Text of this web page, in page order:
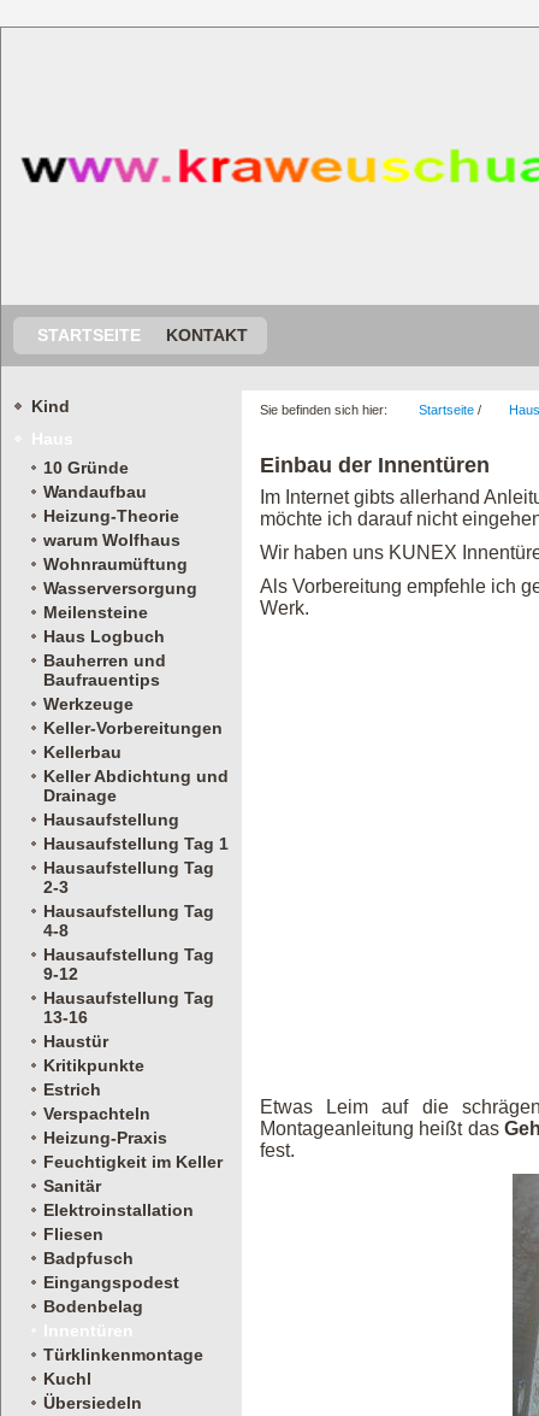
STARTSEITE KONTAKT
Kind
10 Gründe
Wandaufbau
Heizung-Theorie
warum Wolfhaus
Wohnraumüftung
Wasserversorgung
Meilensteine
Haus Logbuch
Bauherren und
Baufrauentips
Werkzeuge
Keller-Vorbereitungen
Kellerbau
Keller Abdichtung und
Drainage
Hausaufstellung
Hausaufstellung Tag 1
Hausaufstellung Tag
2-3
Hausaufstellung Tag
4-8
Hausaufstellung Tag
9-12
Hausaufstellung Tag
13-16
Haustür
Kritikpunkte
Estrich
Verspachteln
Heizung-Praxis
Feuchtigkeit im Keller
Sanitär
Elektroinstallation
Fliesen
Badpfusch
Eingangspodest
Bodenbelag
Türklinkenmontage
Kuchl
Übersiedeln
Sie befinden sich hier: Startseite / Haus
Einbau der Innentüren
Im Internet gibts allerhand
möchte ich darauf nicht
Wir haben uns KUNEX
Als Vorbereitung empfehle ich
Werk.
Etwas Leim auf die
Montageanleitung heißt das
fest.